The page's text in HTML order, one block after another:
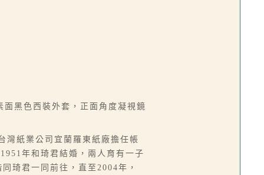
黑色西裝外套，正面角度凝視鏡
灣紙業公司宜蘭羅東紙廠擔任帳
年和琦君結婚，兩人育有一子
琦君一同前往，直至2004年，